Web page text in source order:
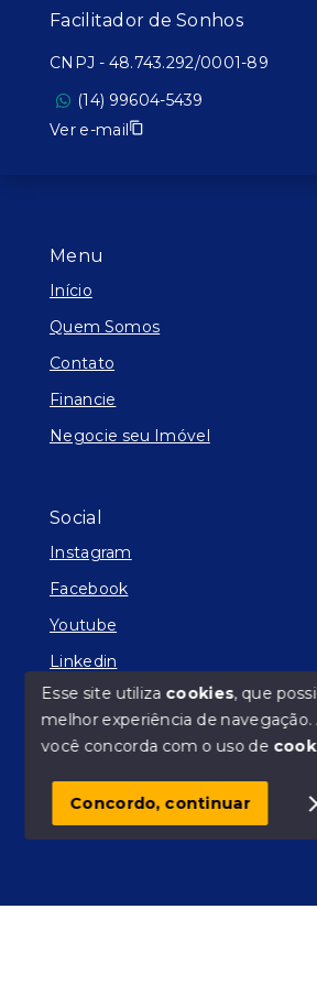
Olá! Estamos
Menu
Início
Quem Somos
Contato
Financie
Negocie seu Imóvel
Social
Instagram
Facebook
Youtube
Linkedin
© Copyright 2026 - Facilitador de
SITE PARA IMOBILIARIA
Facilitador de Sonhos
CNPJ - 48.743.292/0001-89
(14) 99604-5439
Ver e-mail
Esse site utiliza cookies, que
melhor experiência de navegação.
você concorda com o uso de
Concordo, continuar